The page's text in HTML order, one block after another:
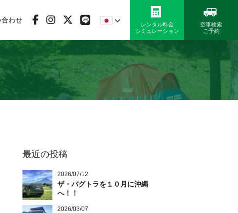
合わせ
レンタル料金
シミュレーション
空車検索
ご予約
最近の投稿
2026/07/12
ザ・バグトラを１０月に沖縄
へ！！
2026/03/07